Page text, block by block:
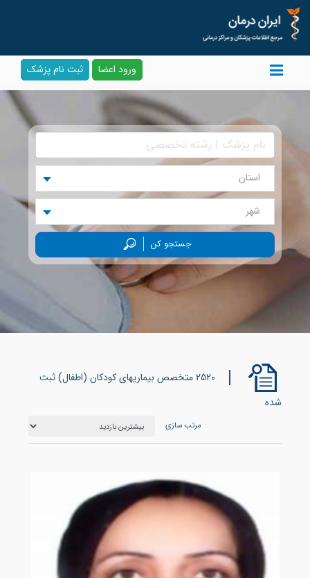
ورود اعضا ثبت نام پزشک
استان
شهر
جستجو کن
2520 متخصص بیماریهای کودکان (اطفال) ثبت
شده
مرتب سازی